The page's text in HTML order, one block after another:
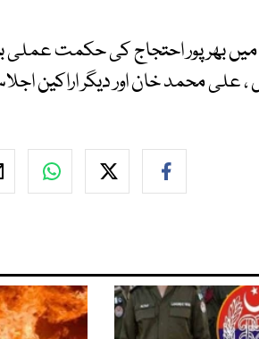
بھرپور احتجاج کی حکمت عملی
، علی محمد خان اور دیگر اراکین